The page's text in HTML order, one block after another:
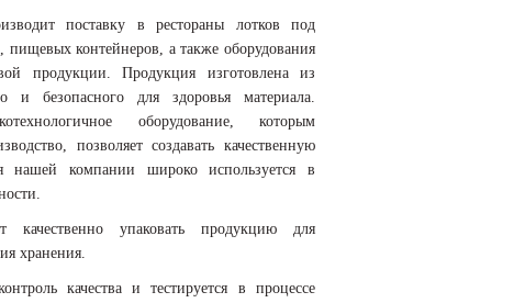
поставку в рестораны лотков под
контейнеров, а также оборудования
продукции. Продукция изготовлена из
и безопасного для здоровья материала.
оборудование, которым
позволяет создавать качественную
нашей компании широко используется в
упаковать продукцию для
хранения.
качества и тестируется в процессе